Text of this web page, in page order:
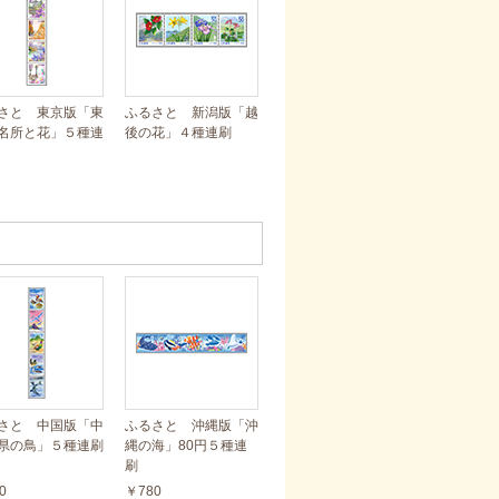
と 東京版「東
所と花」５種連
ふるさと 新潟版「越
後の花」４種連刷
と 中国版「中
の鳥」５種連刷
ふるさと 沖縄版「沖
縄の海」80円５種連
刷
￥780